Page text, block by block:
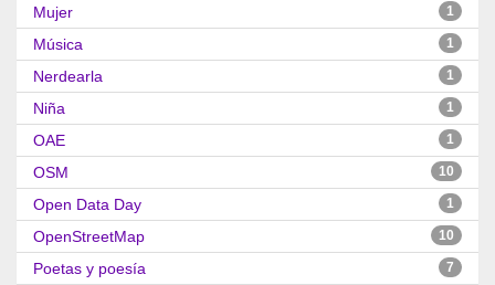
Mujer 1
Música 1
Nerdearla 1
Niña 1
OAE 1
OSM 10
Open Data Day 1
OpenStreetMap 10
Poetas y poesía 7